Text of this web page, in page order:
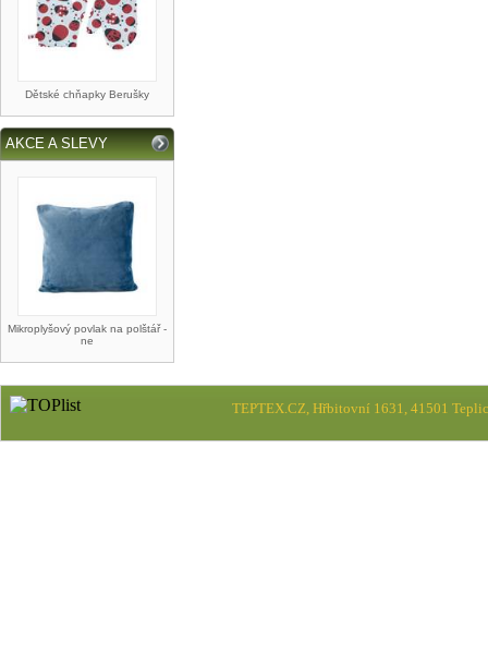
Dětské chňapky Berušky
AKCE A SLEVY
Mikroplyšový povlak na polštář -
ne
TEPTEX.CZ, Hřbitovní 1631, 41501